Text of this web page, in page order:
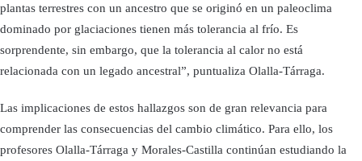
plantas terrestres con un ancestro que se originó en un paleoclima
dominado por glaciaciones tienen más tolerancia al frío. Es
sorprendente, sin embargo, que la tolerancia al calor no está
relacionada con un legado ancestral”, puntualiza Olalla-Tárraga.
Las implicaciones de estos hallazgos son de gran relevancia para
comprender las consecuencias del cambio climático. Para ello, los
profesores Olalla-Tárraga y Morales-Castilla continúan estudiando la